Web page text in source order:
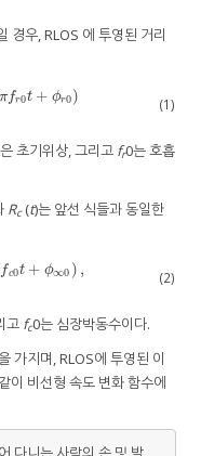
경우, RLOS 에 투영된 거리
πfr0t + ϕr0)
0t+ϕr 0) (1)
초기위상, 그리고 fr0는 호흡
Rc(t)는 앞선 식들과 동일한
fc0t + ϕ∞0 ) ,
t+ϕ ∞0 ), (2)
고 fc0는 심장박동수이다.
가지며, RLOS에 투영된 이
이 비선형 속도 변화 함수에